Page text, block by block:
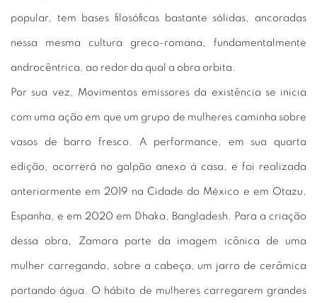
popular, tem bases filosóficas bastante sólidas, ancoradas
nessa mesma cultura greco-romana, fundamentalmente
androcêntrica, ao redor da qual a obra orbita.
Por sua vez, Movimentos emissores da existência se inicia
com uma ação em que um grupo de mulheres caminha sobre
vasos de barro fresco. A performance, em sua quarta
edição, ocorrerá no galpão anexo à casa, e foi realizada
anteriormente em 2019 na Cidade do México e em Otazu,
Espanha, e em 2020 em Dhaka, Bangladesh. Para a criação
dessa obra, Zamora parte da imagem icônica de uma
mulher carregando, sobre a cabeça, um jarro de cerâmica
portando água. O hábito de mulheres carregarem grandes